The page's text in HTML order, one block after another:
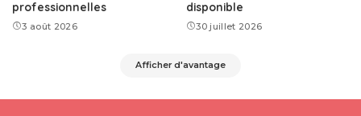
professionnelles
3 août 2026
disponible
30 juillet 2026
Afficher d'avantage